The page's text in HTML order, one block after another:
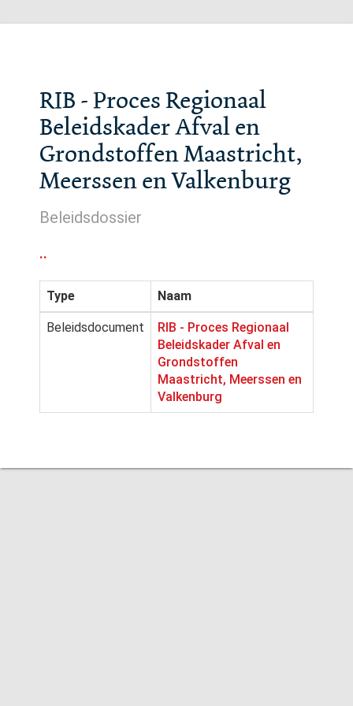
RIB - Proces Regionaal
Beleidskader Afval en
Grondstoffen Maastricht,
Meerssen en Valkenburg
Beleidsdossier
..
Type Naam
Beleidsdocument
RIB - Proces Regionaal
Beleidskader Afval en
Grondstoffen
Maastricht, Meerssen en
Valkenburg